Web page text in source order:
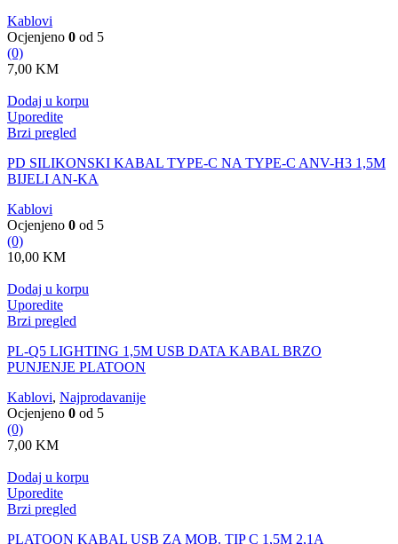
Kablovi
Ocjenjeno 0 od 5
(0)
7,00 KM
Dodaj u korpu
Uporedite
Brzi pregled
PD SILIKONSKI KABAL TYPE-C NA TYPE-C ANV-H3 1,5M
BIJELI AN-KA
Kablovi
Ocjenjeno 0 od 5
(0)
10,00 KM
Dodaj u korpu
Uporedite
Brzi pregled
PL-Q5 LIGHTING 1,5M USB DATA KABAL BRZO
PUNJENJE PLATOON
Kablovi, Najprodavanije
Ocjenjeno 0 od 5
(0)
7,00 KM
Dodaj u korpu
Uporedite
Brzi pregled
PLATOON KABAL USB ZA MOB. TIP C 1,5M 2,1A